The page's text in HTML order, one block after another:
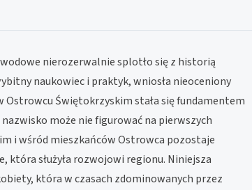
nierozerwalnie splotło się z historią
naukowiec i praktyk, wniosła nieoceniony
Świętokrzyskim stała się fundamentem
może nie figurować na pierwszych
i wśród mieszkańców Ostrowca pozostaje
służyła rozwojowi regionu. Niniejsza
która w czasach zdominowanych przez